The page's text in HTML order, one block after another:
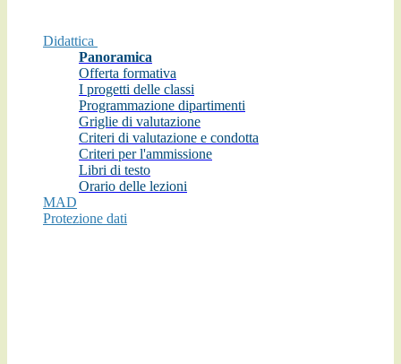
Didattica
Panoramica
Offerta formativa
I progetti delle classi
Programmazione dipartimenti
Griglie di valutazione
Criteri di valutazione e condotta
Criteri per l'ammissione
Libri di testo
Orario delle lezioni
MAD
Protezione dati